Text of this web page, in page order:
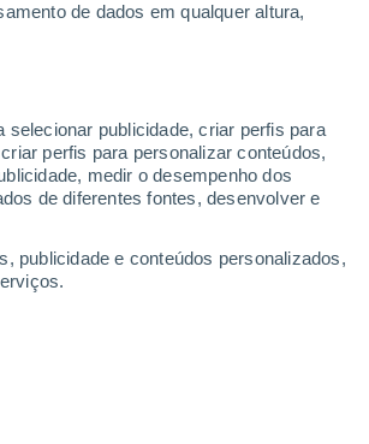
de dados em qualquer altura,
publicidade, criar perfis para
perfis para personalizar conteúdos,
medir o desempenho dos
de diferentes fontes, desenvolver e
publicidade e conteúdos personalizados,